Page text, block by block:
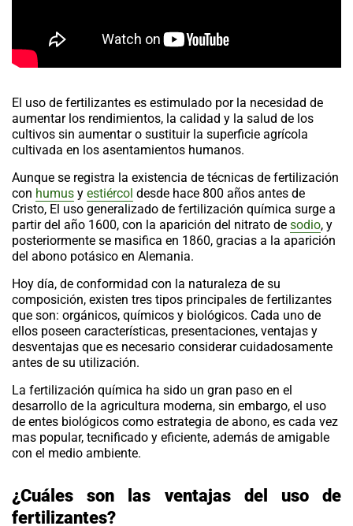
El uso de fertilizantes es estimulado por la necesidad de
aumentar los rendimientos, la calidad y la salud de los
cultivos sin aumentar o sustituir la superficie agrícola
cultivada en los asentamientos humanos.
Aunque se registra la existencia de técnicas de fertilización
con humus y estiércol desde hace 800 años antes de
Cristo, El uso generalizado de fertilización química surge a
partir del año 1600, con la aparición del nitrato de sodio, y
posteriormente se masifica en 1860, gracias a la aparición
del abono potásico en Alemania.
Hoy día, de conformidad con la naturaleza de su
composición, existen tres tipos principales de fertilizantes
que son: orgánicos, químicos y biológicos. Cada uno de
ellos poseen características, presentaciones, ventajas y
desventajas que es necesario considerar cuidadosamente
antes de su utilización.
La fertilización química ha sido un gran paso en el
desarrollo de la agricultura moderna, sin embargo, el uso
de entes biológicos como estrategia de abono, es cada vez
mas popular, tecnificado y eficiente, además de amigable
con el medio ambiente.
¿Cuáles son las ventajas del uso de
fertilizantes?